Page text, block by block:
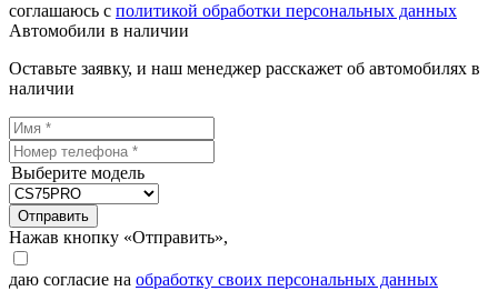
соглашаюсь с политикой обработки персональных данных
Автомобили в наличии
Оставьте заявку, и наш менеджер расскажет об автомобилях в
наличии
Выберите модель
Отправить
Нажав кнопку «Отправить»,
даю согласие на обработку своих персональных данных